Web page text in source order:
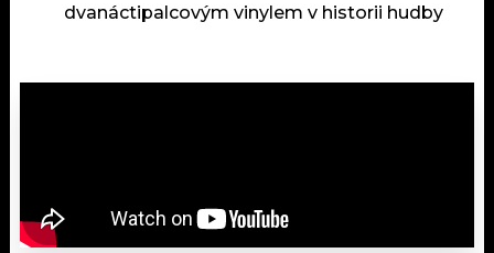
dvanáctipalcovým vinylem v historii hudby